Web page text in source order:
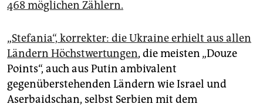
468 möglichen Zählern.
„Stefania“, korrekter: die Ukraine erhielt aus allen
Ländern Höchstwertungen, die meisten „Douze
Points“, auch aus Putin ambivalent
gegenüberstehenden Ländern wie Israel und
Aserbaidschan, selbst Serbien mit dem